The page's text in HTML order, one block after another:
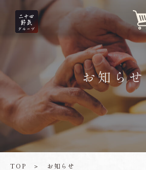
お知らせ
TOP ＞ お知らせ